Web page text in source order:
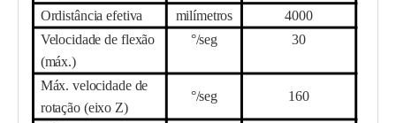
Ordistância efetiva milímetros 4000
Velocidade de flexão
(máx.)
°/seg 30
Máx. velocidade de
rotação (eixo Z)
°/seg 160